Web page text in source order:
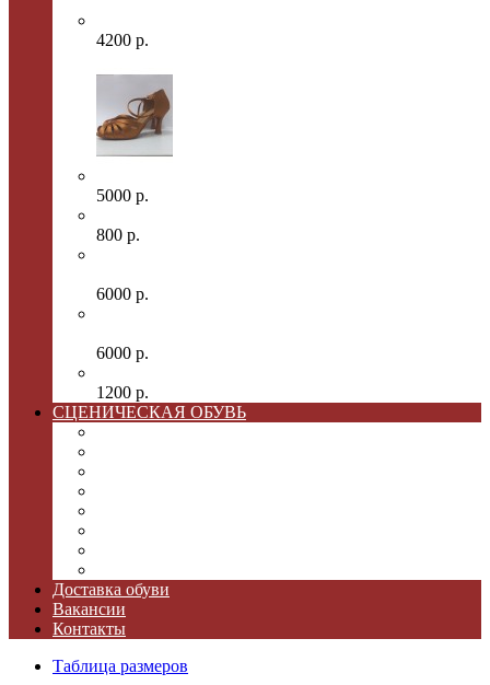
4200 р.
5000 р.
800 р.
6000 р.
6000 р.
1200 р.
СЦЕНИЧЕСКАЯ ОБУВЬ
Доставка обуви
Вакансии
Контакты
Таблица размеров